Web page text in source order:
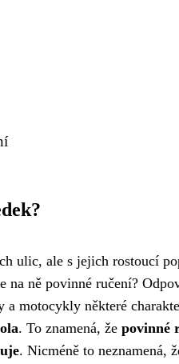
ulic, ale s jejich rostoucí
ně povinné ručení?
motocykly některé
. To znamená, že povinné
. Nicméně to neznamená,